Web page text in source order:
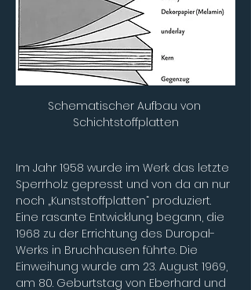
Schematischer Aufbau von
Schichtstoffplatten
Im Jahr 1958 wurde im Werk das letzte
Sperrholz gepresst und von da an nur
noch „Kunststoffplatten“ produziert.
Eine rasante Entwicklung begann, die
1968 zu der Errichtung des Duropal-
Werks in Bruchhausen führte. Die
Einweihung wurde am 23. August 1969,
am 80. Geburtstag von Eberhard und